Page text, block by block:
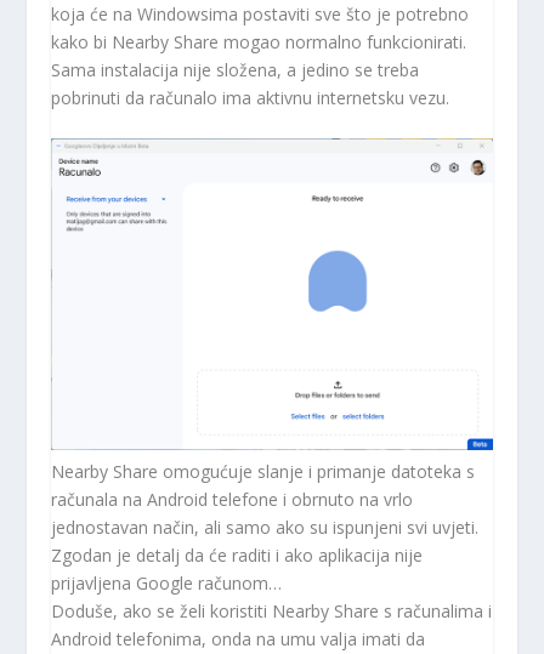
koja će na Windowsima postaviti sve što je potrebno
kako bi Nearby Share mogao normalno funkcionirati.
Sama instalacija nije složena, a jedino se treba
pobrinuti da računalo ima aktivnu internetsku vezu.
Nearby Share omogućuje slanje i primanje datoteka s
računala na Android telefone i obrnuto na vrlo
jednostavan način, ali samo ako su ispunjeni svi uvjeti.
Zgodan je detalj da će raditi i ako aplikacija nije
prijavljena Google računom…
Doduše, ako se želi koristiti Nearby Share s računalima i
Android telefonima, onda na umu valja imati da